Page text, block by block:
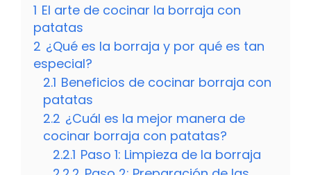
1 El arte de cocinar la borraja con
patatas
2 ¿Qué es la borraja y por qué es tan
especial?
2.1 Beneficios de cocinar borraja con
patatas
2.2 ¿Cuál es la mejor manera de
cocinar borraja con patatas?
2.2.1 Paso 1: Limpieza de la borraja